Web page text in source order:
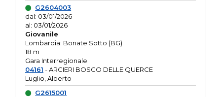
G2604003
dal: 03/01/2026
al: 03/01/2026
Giovanile
Lombardia: Bonate Sotto (BG)
18 m
Gara Interregionale
04161 - ARCIERI BOSCO DELLE QUERCE
Luglio, Alberto
G2615001